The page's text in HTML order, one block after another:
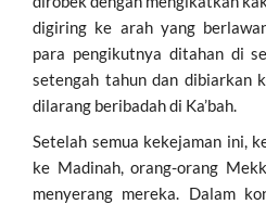
digiring ke arah yang
para pengikutnya ditahan di
setengah tahun dan dibiarkan
dilarang beribadah di Ka’bah.
Setelah semua kekejaman ini,
ke Madinah, orang-orang
menyerang mereka. Dalam